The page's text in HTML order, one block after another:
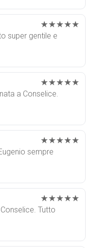
★★★★★
super gentile e
★★★★★
a Conselice.
★★★★★
sempre
★★★★★
Tutto